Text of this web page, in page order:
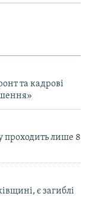
та кадрові
проходить лише 8
є загиблі